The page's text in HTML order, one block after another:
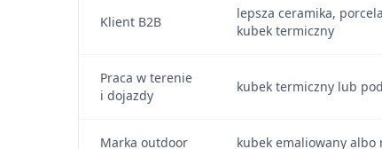
Klient B2B
lepsza ceramika,
kubek termiczny
Praca w terenie
i dojazdy
kubek termiczny lub
Marka outdoor
kubek emaliowany albo